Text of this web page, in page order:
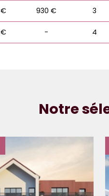
€ 930 € 3
€ - 4
Notre